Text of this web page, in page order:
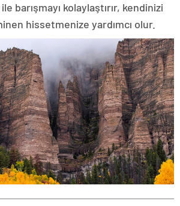
barışmayı kolaylaştırır, kendinizi
hissetmenize yardımcı olur.